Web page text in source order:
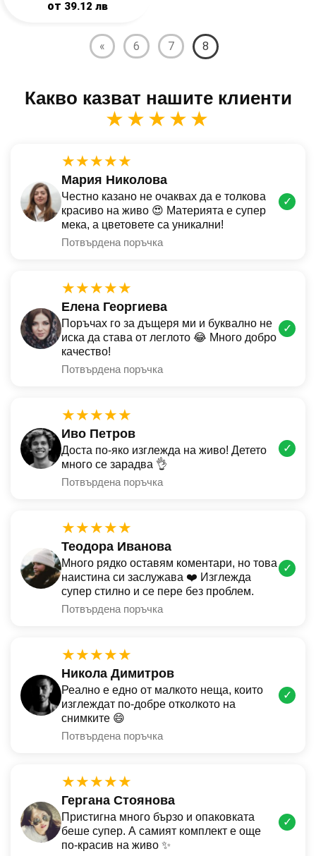
от 39.12 лв
« 6 7 8
Какво казват нашите клиенти
★★★★★
★★★★★
Мария Николова
Честно казано не очаквах да е толкова
красиво на живо 😍 Материята е супер
мека, а цветовете са уникални!
Потвърдена поръчка
✓
★★★★★
Елена Георгиева
Поръчах го за дъщеря ми и буквално не
иска да става от леглото 😂 Много добро
качество!
Потвърдена поръчка
✓
★★★★★
Иво Петров
Доста по-яко изглежда на живо! Детето
много се зарадва 👌
Потвърдена поръчка
✓
★★★★★
Теодора Иванова
Много рядко оставям коментари, но това
наистина си заслужава ❤️ Изглежда
супер стилно и се пере без проблем.
Потвърдена поръчка
✓
★★★★★
Никола Димитров
Реално е едно от малкото неща, които
изглеждат по-добре отколкото на
снимките 😄
Потвърдена поръчка
✓
★★★★★
Гергана Стоянова
Пристигна много бързо и опаковката
беше супер. А самият комплект е още
по-красив на живо ✨
✓